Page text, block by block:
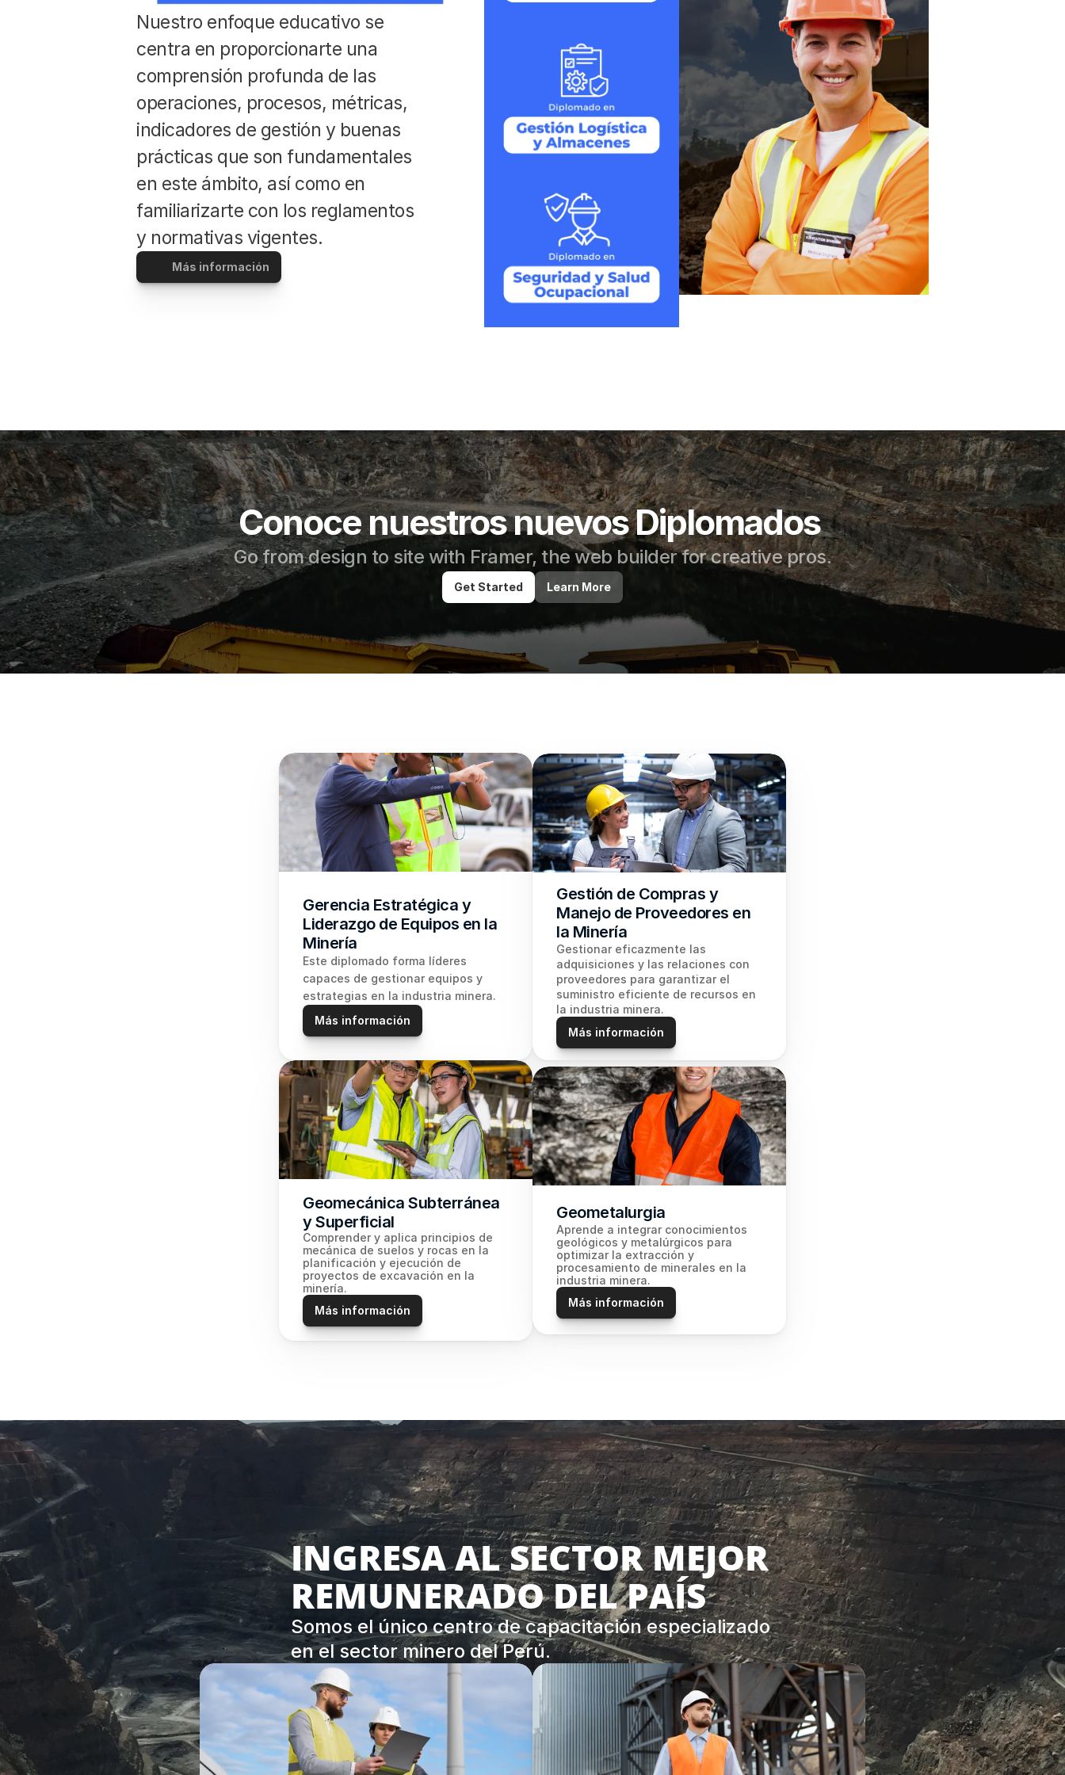
Nuestro enfoque educativo se
centra en proporcionarte una
comprensión profunda de las
operaciones, procesos, métricas,
indicadores de gestión y buenas
prácticas que son fundamentales
en este ámbito, así como en
familiarizarte con los reglamentos
y normativas vigentes.
Más información
Conoce nuestros nuevos Diplomados
Go from design to site with Framer, the web builder for creative pros.
Get Started Learn More
Gerencia Estratégica y
Liderazgo de Equipos en la
Minería
Este diplomado forma líderes
capaces de gestionar equipos y
estrategias en la industria minera.
Más información
Gestión de Compras y
Manejo de Proveedores en
la Minería
Gestionar eficazmente las
adquisiciones y las relaciones con
proveedores para garantizar el
suministro eficiente de recursos en
la industria minera.
Más información
Geomecánica Subterránea
y Superficial
Comprender y aplica principios de
mecánica de suelos y rocas en la
planificación y ejecución de
proyectos de excavación en la
minería.
Más información
Geometalurgia
Aprende a integrar conocimientos
geológicos y metalúrgicos para
optimizar la extracción y
procesamiento de minerales en la
industria minera.
Más información
INGRESA AL SECTOR MEJOR
REMUNERADO DEL PAÍS
Somos el único centro de capacitación especializado
en el sector minero del Perú.